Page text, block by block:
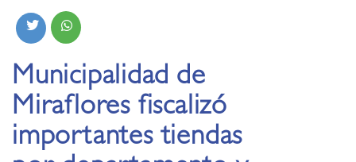
Municipalidad de
Miraflores fiscalizó
importantes tiendas